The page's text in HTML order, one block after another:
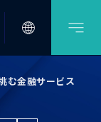
む金融サービス